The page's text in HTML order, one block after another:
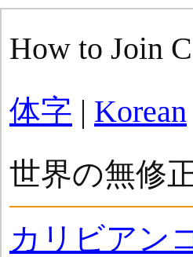
How to Join
体字 | Korean
世界の無修
カリビアン